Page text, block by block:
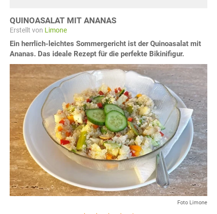
QUINOASALAT MIT ANANAS
Erstellt von Limone
Ein herrlich-leichtes Sommergericht ist der Quinoasalat mit
Ananas. Das ideale Rezept für die perfekte Bikinifigur.
Foto Limone